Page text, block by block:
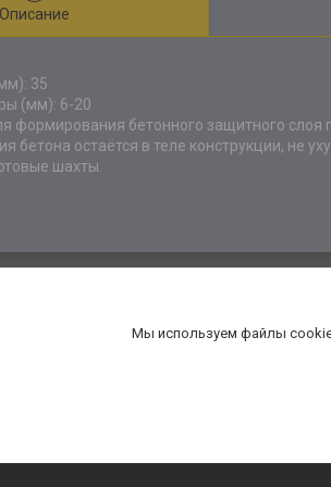
Описание
35
(мм): 6-20
формирования бетонного защитного слоя
бетона остаётся в теле конструкции, не
шахты.
Мы используем файлы